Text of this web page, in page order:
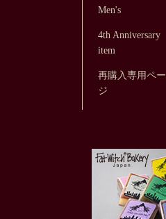
Men's
4th Anniversary
item
再購入専用ペー
ジ